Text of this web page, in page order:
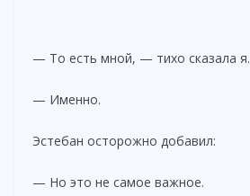
— То есть мной, — тихо сказала я.
— Именно.
Эстебан осторожно добавил:
— Но это не самое важное.